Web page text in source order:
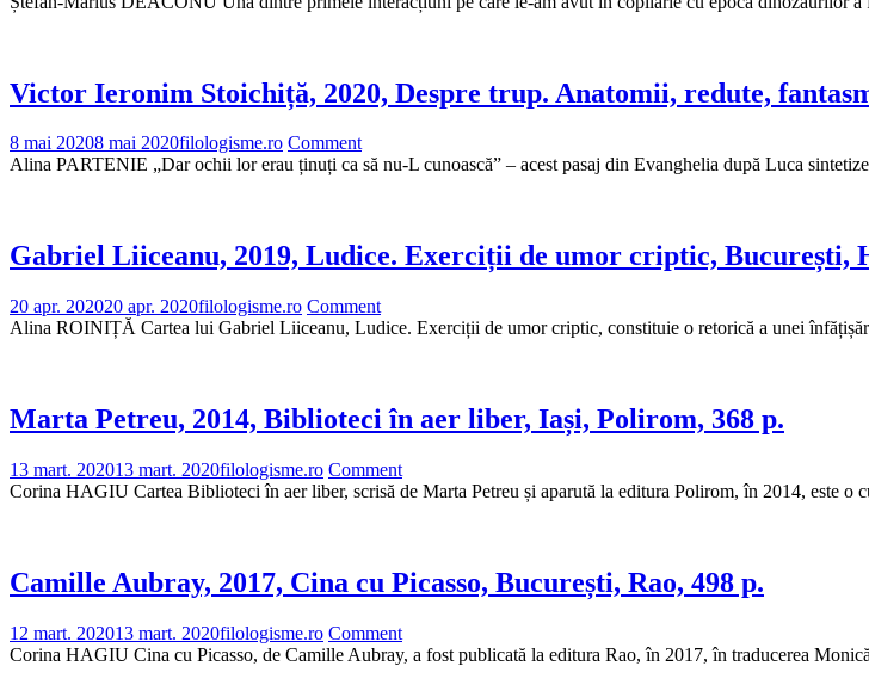
Victor Ieronim Stoichiță, 2020, Despre trup. Anatomii, redute,
8 mai 20208 mai 2020filologisme.ro Comment
Alina PARTENIE „Dar ochii lor erau ținuți ca să nu-L cunoască” – acest pasaj din Evanghelia după Luca
Gabriel Liiceanu, 2019, Ludice. Exerciții de umor criptic, București,
20 apr. 202020 apr. 2020filologisme.ro Comment
Alina ROINIȚĂ Cartea lui Gabriel Liiceanu, Ludice. Exerciții de umor criptic, constituie o retorică a unei
Marta Petreu, 2014, Biblioteci în aer liber, Iași, Polirom, 368 p.
13 mart. 202013 mart. 2020filologisme.ro Comment
Corina HAGIU Cartea Biblioteci în aer liber, scrisă de Marta Petreu și aparută la editura Polirom, în 2014, este o
Camille Aubray, 2017, Cina cu Picasso, București, Rao, 498 p.
12 mart. 202013 mart. 2020filologisme.ro Comment
Corina HAGIU Cina cu Picasso, de Camille Aubray, a fost publicată la editura Rao, în 2017, în traducerea